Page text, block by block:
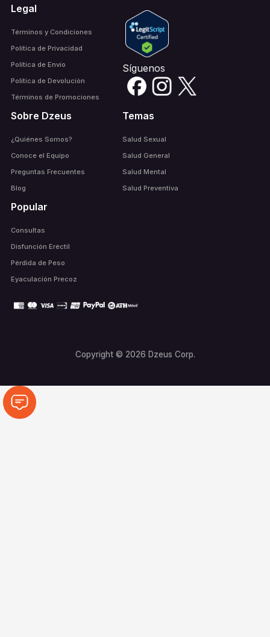
Legal
Términos y Condiciones
Política de Privacidad
Política de Envío
Política de Devolución
Términos de Promociones
Síguenos
Sobre Dzeus
¿Quiénes Somos?
Conoce el Equipo
Preguntas Frecuentes
Blog
Temas
Salud Sexual
Salud General
Salud Mental
Salud Preventiva
Popular
Consultas
Disfunción Eréctil
Pérdida de Peso
Eyaculación Precoz
Copyright © 2026 Dzeus Corp.